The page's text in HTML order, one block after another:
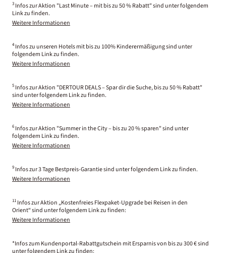
3 Infos zur Aktion "Last Minute – mit bis zu 50 % Rabatt" sind unter folgendem
Link zu finden.
Weitere Informationen
4 Infos zu unseren Hotels mit bis zu 100% Kinderermäßigung sind unter
folgendem Link zu finden.
Weitere Informationen
5 Infos zur Aktion "DERTOUR DEALS – Spar dir die Suche, bis zu 50 % Rabatt"
sind unter folgendem Link zu finden.
Weitere Informationen
6 Infos zur Aktion "Summer in the City – bis zu 20 % sparen" sind unter
folgendem Link zu finden.
Weitere Informationen
9 Infos zur 3 Tage Bestpreis-Garantie sind unter folgendem Link zu finden.
Weitere Informationen
11 Infos zur Aktion „Kostenfreies Flexpaket-Upgrade bei Reisen in den
Orient“ sind unter folgendem Link zu finden:
Weitere Informationen
*Infos zum Kundenportal-Rabattgutschein mit Ersparnis von bis zu 300 € sind
unter folgendem Link zu finden: